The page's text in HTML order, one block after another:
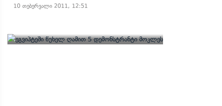
10 თებერვალი 2011, 12:51